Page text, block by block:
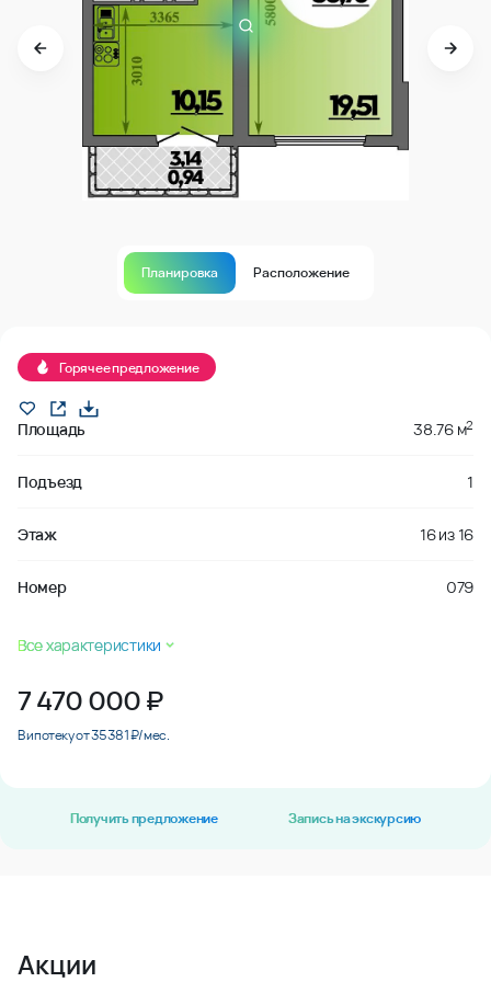
Планировка Расположение
Горячее предложение
Площадь 38.76 м2
Подъезд 1
Этаж 16из16
Номер 079
Все характеристики
7 470 000₽
В ипотеку от 35 381 ₽/мес.
Получить предложение Запись на экскурсию
Акции